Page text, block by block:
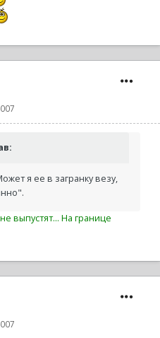
я ее в загранку везу,
выпустят... На границе